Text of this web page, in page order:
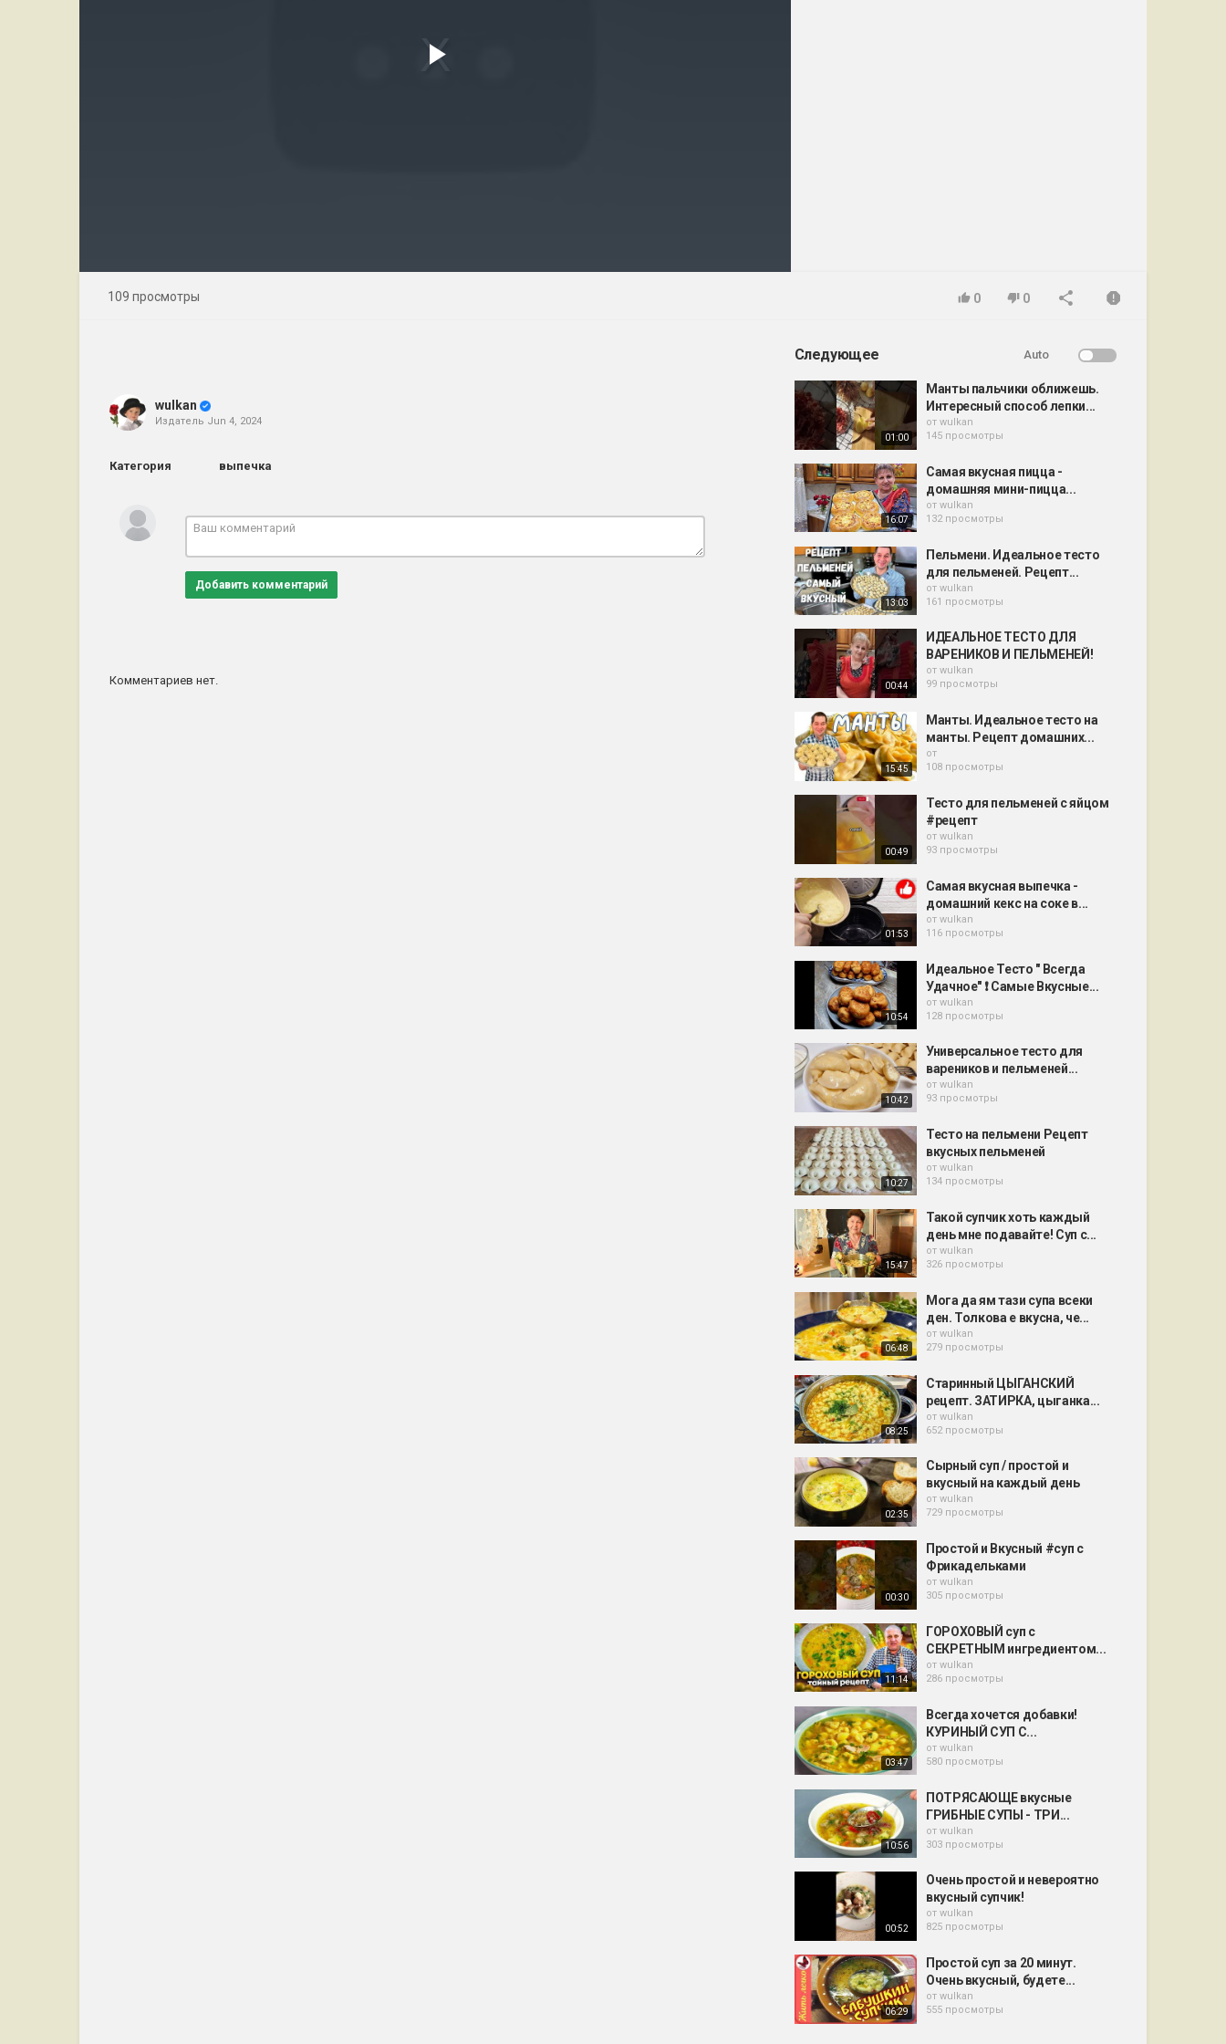
109 просмотры 0 0
wulkan
Издатель Jun 4, 2024
Категория выпечка
Добавить комментарий
Комментариев нет.
Следующее Auto
01:00
Манты пальчики оближешь.
Интересный способ лепки...
от wulkan
145 просмотры
16:07
Самая вкусная пицца -
домашняя мини-пицца...
от wulkan
132 просмотры
13:03
Пельмени. Идеальное тесто
для пельменей. Рецепт...
от wulkan
161 просмотры
00:44
ИДЕАЛЬНОЕ ТЕСТО ДЛЯ
ВАРЕНИКОВ И ПЕЛЬМЕНЕЙ!
от wulkan
99 просмотры
15:45
Манты. Идеальное тесто на
манты. Рецепт домашних...
от
108 просмотры
00:49
Тесто для пельменей с яйцом
#рецепт
от wulkan
93 просмотры
01:53
Самая вкусная выпечка -
домашний кекс на соке в...
от wulkan
116 просмотры
10:54
Идеальное Тесто " Всегда
Удачное" ❗ Самые Вкусные...
от wulkan
128 просмотры
10:42
Универсальное тесто для
вареников и пельменей...
от wulkan
93 просмотры
10:27
Тесто на пельмени Рецепт
вкусных пельменей
от wulkan
134 просмотры
15:47
Такой супчик хоть каждый
день мне подавайте! Суп с...
от wulkan
326 просмотры
06:48
Мога да ям тази супа всеки
ден. Толкова е вкусна, че...
от wulkan
279 просмотры
08:25
Старинный ЦЫГАНСКИЙ
рецепт. ЗАТИРКА, цыганка...
от wulkan
652 просмотры
02:35
Сырный суп / простой и
вкусный на каждый день
от wulkan
729 просмотры
00:30
Простой и Вкусный #суп с
Фрикадельками
от wulkan
305 просмотры
11:14
ГОРОХОВЫЙ суп с
СЕКРЕТНЫМ ингредиентом...
от wulkan
286 просмотры
03:47
Всегда хочется добавки!
КУРИНЫЙ СУП С...
от wulkan
580 просмотры
10:56
ПОТРЯСАЮЩЕ вкусные
ГРИБНЫЕ СУПЫ - ТРИ...
от wulkan
303 просмотры
00:52
Очень простой и невероятно
вкусный супчик!
от wulkan
825 просмотры
06:29
Простой суп за 20 минут.
Очень вкусный, будете...
от wulkan
555 просмотры